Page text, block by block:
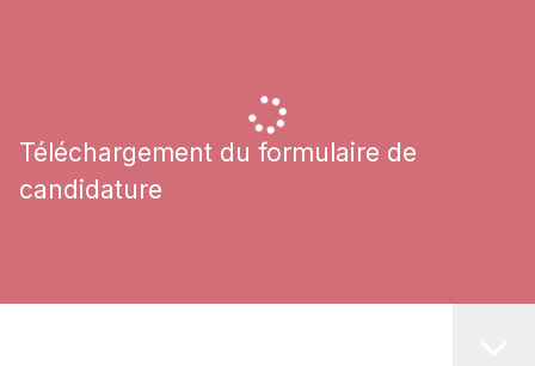
Téléchargement du formulaire de
candidature